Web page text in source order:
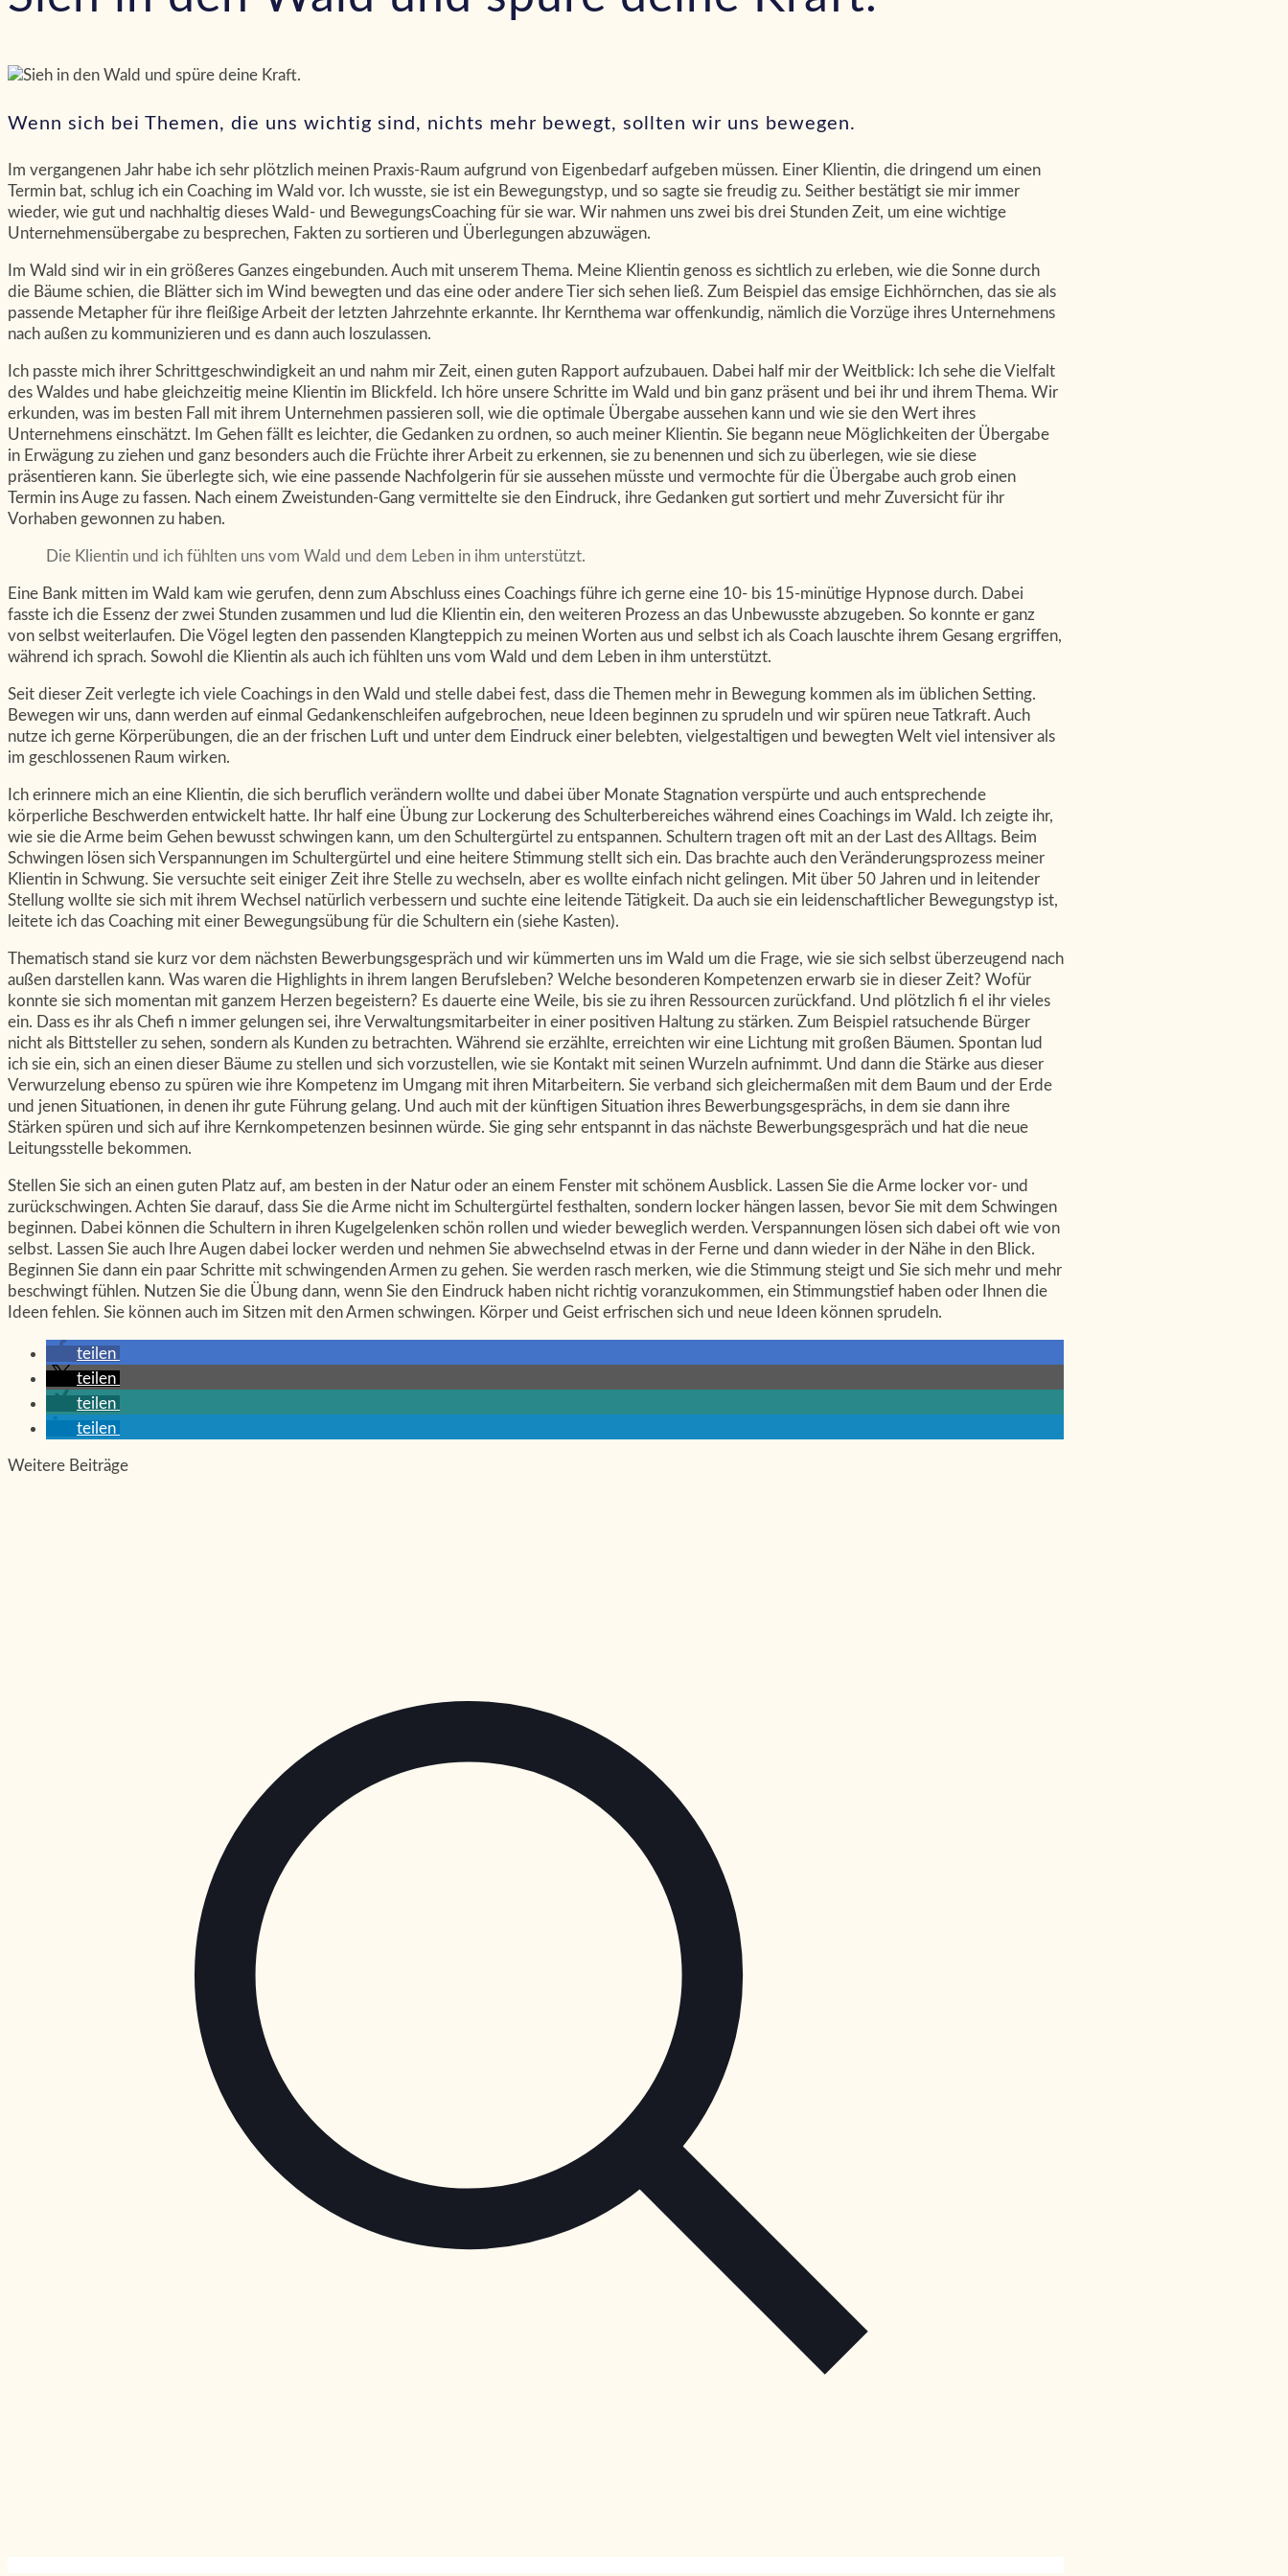
Wenn sich bei Themen, die uns wichtig sind, nichts mehr bewegt, sollten wir uns bewegen.
Im vergangenen Jahr habe ich sehr plötzlich meinen Praxis-Raum aufgrund von Eigenbedarf aufgeben müssen. Einer Klientin, die dringend um einen
Termin bat, schlug ich ein Coaching im Wald vor. Ich wusste, sie ist ein Bewegungstyp, und so sagte sie freudig zu. Seither bestätigt sie mir immer
wieder, wie gut und nachhaltig dieses Wald- und BewegungsCoaching für sie war. Wir nahmen uns zwei bis drei Stunden Zeit, um eine wichtige
Unternehmensübergabe zu besprechen, Fakten zu sortieren und Überlegungen abzuwägen.
Im Wald sind wir in ein größeres Ganzes eingebunden. Auch mit unserem Thema. Meine Klientin genoss es sichtlich zu erleben, wie die Sonne durch
die Bäume schien, die Blätter sich im Wind bewegten und das eine oder andere Tier sich sehen ließ. Zum Beispiel das emsige Eichhörnchen, das sie als
passende Metapher für ihre fleißige Arbeit der letzten Jahrzehnte erkannte. Ihr Kernthema war offenkundig, nämlich die Vorzüge ihres Unternehmens
nach außen zu kommunizieren und es dann auch loszulassen.
Ich passte mich ihrer Schrittgeschwindigkeit an und nahm mir Zeit, einen guten Rapport aufzubauen. Dabei half mir der Weitblick: Ich sehe die Vielfalt
des Waldes und habe gleichzeitig meine Klientin im Blickfeld. Ich höre unsere Schritte im Wald und bin ganz präsent und bei ihr und ihrem Thema. Wir
erkunden, was im besten Fall mit ihrem Unternehmen passieren soll, wie die optimale Übergabe aussehen kann und wie sie den Wert ihres
Unternehmens einschätzt. Im Gehen fällt es leichter, die Gedanken zu ordnen, so auch meiner Klientin. Sie begann neue Möglichkeiten der Übergabe
in Erwägung zu ziehen und ganz besonders auch die Früchte ihrer Arbeit zu erkennen, sie zu benennen und sich zu überlegen, wie sie diese
präsentieren kann. Sie überlegte sich, wie eine passende Nachfolgerin für sie aussehen müsste und vermochte für die Übergabe auch grob einen
Termin ins Auge zu fassen. Nach einem Zweistunden-Gang vermittelte sie den Eindruck, ihre Gedanken gut sortiert und mehr Zuversicht für ihr
Vorhaben gewonnen zu haben.
Die Klientin und ich fühlten uns vom Wald und dem Leben in ihm unterstützt.
Eine Bank mitten im Wald kam wie gerufen, denn zum Abschluss eines Coachings führe ich gerne eine 10- bis 15-minütige Hypnose durch. Dabei
fasste ich die Essenz der zwei Stunden zusammen und lud die Klientin ein, den weiteren Prozess an das Unbewusste abzugeben. So konnte er ganz
von selbst weiterlaufen. Die Vögel legten den passenden Klangteppich zu meinen Worten aus und selbst ich als Coach lauschte ihrem Gesang ergriffen,
während ich sprach. Sowohl die Klientin als auch ich fühlten uns vom Wald und dem Leben in ihm unterstützt.
Seit dieser Zeit verlegte ich viele Coachings in den Wald und stelle dabei fest, dass die Themen mehr in Bewegung kommen als im üblichen Setting.
Bewegen wir uns, dann werden auf einmal Gedankenschleifen aufgebrochen, neue Ideen beginnen zu sprudeln und wir spüren neue Tatkraft. Auch
nutze ich gerne Körperübungen, die an der frischen Luft und unter dem Eindruck einer belebten, vielgestaltigen und bewegten Welt viel intensiver als
im geschlossenen Raum wirken.
Ich erinnere mich an eine Klientin, die sich beruflich verändern wollte und dabei über Monate Stagnation verspürte und auch entsprechende
körperliche Beschwerden entwickelt hatte. Ihr half eine Übung zur Lockerung des Schulterbereiches während eines Coachings im Wald. Ich zeigte ihr,
wie sie die Arme beim Gehen bewusst schwingen kann, um den Schultergürtel zu entspannen. Schultern tragen oft mit an der Last des Alltags. Beim
Schwingen lösen sich Verspannungen im Schultergürtel und eine heitere Stimmung stellt sich ein. Das brachte auch den Veränderungsprozess meiner
Klientin in Schwung. Sie versuchte seit einiger Zeit ihre Stelle zu wechseln, aber es wollte einfach nicht gelingen. Mit über 50 Jahren und in leitender
Stellung wollte sie sich mit ihrem Wechsel natürlich verbessern und suchte eine leitende Tätigkeit. Da auch sie ein leidenschaftlicher Bewegungstyp ist,
leitete ich das Coaching mit einer Bewegungsübung für die Schultern ein (siehe Kasten).
Thematisch stand sie kurz vor dem nächsten Bewerbungsgespräch und wir kümmerten uns im Wald um die Frage, wie sie sich selbst überzeugend nach
außen darstellen kann. Was waren die Highlights in ihrem langen Berufsleben? Welche besonderen Kompetenzen erwarb sie in dieser Zeit? Wofür
konnte sie sich momentan mit ganzem Herzen begeistern? Es dauerte eine Weile, bis sie zu ihren Ressourcen zurückfand. Und plötzlich fi el ihr vieles
ein. Dass es ihr als Chefi n immer gelungen sei, ihre Verwaltungsmitarbeiter in einer positiven Haltung zu stärken. Zum Beispiel ratsuchende Bürger
nicht als Bittsteller zu sehen, sondern als Kunden zu betrachten. Während sie erzählte, erreichten wir eine Lichtung mit großen Bäumen. Spontan lud
ich sie ein, sich an einen dieser Bäume zu stellen und sich vorzustellen, wie sie Kontakt mit seinen Wurzeln aufnimmt. Und dann die Stärke aus dieser
Verwurzelung ebenso zu spüren wie ihre Kompetenz im Umgang mit ihren Mitarbeitern. Sie verband sich gleichermaßen mit dem Baum und der Erde
und jenen Situationen, in denen ihr gute Führung gelang. Und auch mit der künftigen Situation ihres Bewerbungsgesprächs, in dem sie dann ihre
Stärken spüren und sich auf ihre Kernkompetenzen besinnen würde. Sie ging sehr entspannt in das nächste Bewerbungsgespräch und hat die neue
Leitungsstelle bekommen.
Stellen Sie sich an einen guten Platz auf, am besten in der Natur oder an einem Fenster mit schönem Ausblick. Lassen Sie die Arme locker vor- und
zurückschwingen. Achten Sie darauf, dass Sie die Arme nicht im Schultergürtel festhalten, sondern locker hängen lassen, bevor Sie mit dem Schwingen
beginnen. Dabei können die Schultern in ihren Kugelgelenken schön rollen und wieder beweglich werden. Verspannungen lösen sich dabei oft wie von
selbst. Lassen Sie auch Ihre Augen dabei locker werden und nehmen Sie abwechselnd etwas in der Ferne und dann wieder in der Nähe in den Blick.
Beginnen Sie dann ein paar Schritte mit schwingenden Armen zu gehen. Sie werden rasch merken, wie die Stimmung steigt und Sie sich mehr und mehr
beschwingt fühlen. Nutzen Sie die Übung dann, wenn Sie den Eindruck haben nicht richtig voranzukommen, ein Stimmungstief haben oder Ihnen die
Ideen fehlen. Sie können auch im Sitzen mit den Armen schwingen. Körper und Geist erfrischen sich und neue Ideen können sprudeln.
teilen
teilen
teilen
teilen
Weitere Beiträge